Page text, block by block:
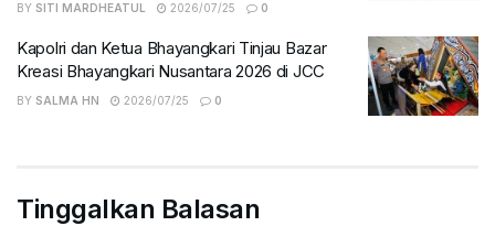
BY SITI MARDHEATUL 2026/07/25 0
Kapolri dan Ketua Bhayangkari Tinjau Bazar
Kreasi Bhayangkari Nusantara 2026 di JCC
BY SALMA HN 2026/07/25 0
Tinggalkan Balasan